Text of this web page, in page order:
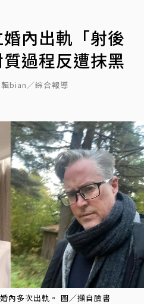
內出軌「射後
過程反遭抹黑
bian／綜合報導
內多次出軌。 圖／擷自臉書